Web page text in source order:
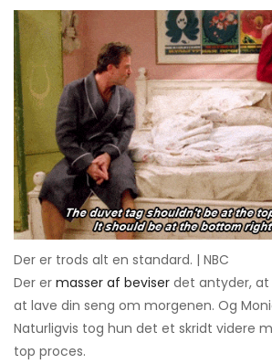
Der er trods alt en standard. | NBC
Der er masser af beviser det antyder,
at lave din seng om morgenen. Og
Naturligvis tog hun det et skridt videre
top proces.